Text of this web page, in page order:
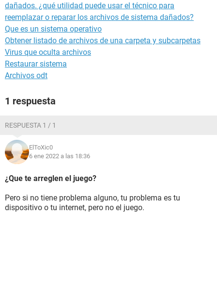
dañados. ¿qué utilidad puede usar el técnico para
reemplazar o reparar los archivos de sistema dañados?
Que es un sistema operativo
Obtener listado de archivos de una carpeta y subcarpetas
Virus que oculta archivos
Restaurar sistema
Archivos odt
1 respuesta
RESPUESTA 1 / 1
ElToXic0
6 ene 2022 a las 18:36
¿Que te arreglen el juego?
Pero si no tiene problema alguno, tu problema es tu
dispositivo o tu internet, pero no el juego.